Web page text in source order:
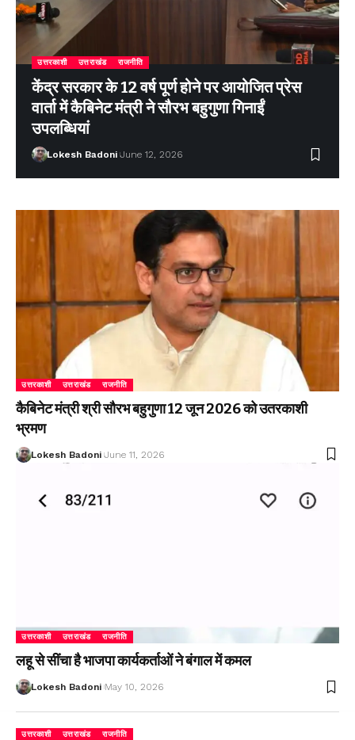
उत्तरकाशी उत्तराखंड राजनीति
केंद्र सरकार के 12 वर्ष पूर्ण होने पर आयोजित प्रेस
वार्ता में कैबिनेट मंत्री ने सौरभ बहुगुणा गिनाईं
उपलब्धियां
Lokesh Badoni June 12, 2026
उत्तरकाशी उत्तराखंड राजनीति
कैबिनेट मंत्री श्री सौरभ बहुगुणा 12 जून 2026 को उतरकाशी
भ्रमण
Lokesh Badoni June 11, 2026
उत्तरकाशी उत्तराखंड राजनीति
लहू से सींचा है भाजपा कार्यकर्ताओं ने बंगाल में कमल
Lokesh Badoni May 10, 2026
उत्तरकाशी उत्तराखंड राजनीति